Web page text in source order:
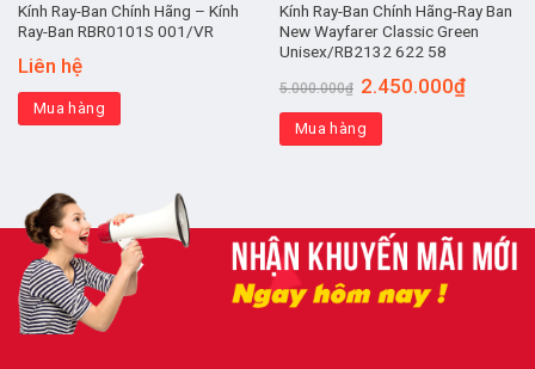
Kính Ray-Ban Chính Hãng – Kính
Ray-Ban RBR0101S 001/VR
Liên hệ
Mua hàng
Kính Ray-Ban Chính Hãng-Ray Ban
New Wayfarer Classic Green
Unisex/RB2132 622 58
5.000.000₫ 2.450.000₫
Mua hàng